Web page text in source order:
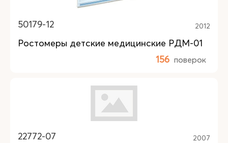
50179-12 2012
Ростомеры детские медицинские РДМ-01
156 поверок
22772-07 2007